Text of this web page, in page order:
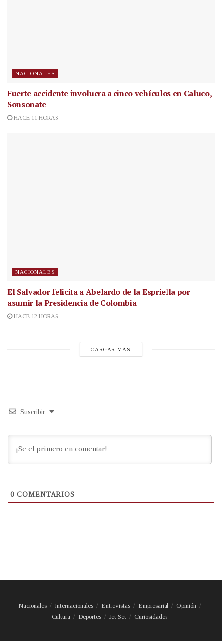
NACIONALES
Fuerte accidente involucra a cinco vehículos en Caluco,
Sonsonate
HACE 11 HORAS
NACIONALES
El Salvador felicita a Abelardo de la Espriella por
asumir la Presidencia de Colombia
HACE 12 HORAS
CARGAR MÁS
Suscribir
0 COMENTARIOS
Nacionales Internacionales Entrevistas Empresarial
Opinión
Cultura
Deportes Jet Set Curiosidades